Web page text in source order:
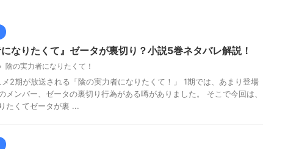
になりたくて』ゼータが裏切り？小説5巻ネタバレ解説！
陰の実力者になりたくて！
2期が放送される「陰の実力者になりたくて！」 1期では、あまり登場
メンバー、ゼータの裏切り行為がある噂がありました。 そこで今回は、
たくてゼータが裏 ...